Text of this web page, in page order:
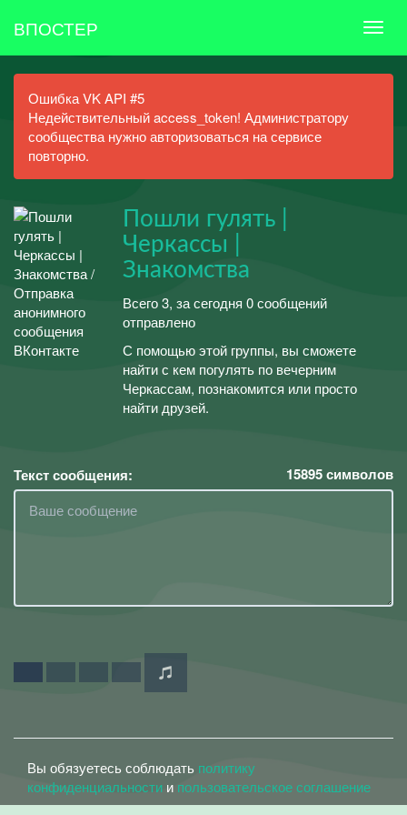
ВПОСТЕР
Ошибка VK API #5
Недействительный access_token! Администратору
сообщества нужно авторизоваться на сервисе
повторно.
Пошли гулять |
Черкассы |
Знакомства
Всего 3, за сегодня 0 сообщений
отправлено
С помощью этой группы, вы сможете
найти с кем погулять по вечерним
Черкассам, познакомится или просто
найти друзей.
Текст сообщения: 15895символов
Вы обязуетесь соблюдать политику
конфиденциальности и пользовательское соглашение